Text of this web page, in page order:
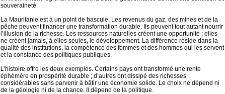
souveraineté.
La Mauritanie est à un point de bascule. Les revenus du gaz, des mines et de la
pêche peuvent financer une transformation durable. Ils peuvent tout autant nourrir
l’illusion de la richesse. Les ressources naturelles créent une opportunité ; elles
ne créent jamais, à elles seules, le développement. La différence réside dans la
qualité des institutions, la compétence des femmes et des hommes qui les servent
et la constance des politiques publiques.
L’histoire offre les deux exemples. Certains pays ont transformé une rente
éphémère en prospérité durable ; d’autres ont dissipé des richesses
considérables sans parvenir à bâtir une économie solide. Le choix ne dépend ni
de la géologie ni de la chance. Il dépend de la politique.